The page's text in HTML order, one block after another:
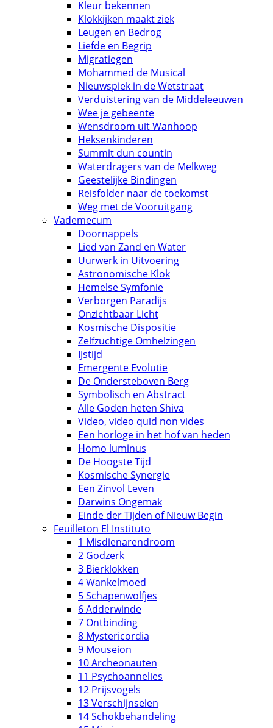
Kleur bekennen
Klokkijken maakt ziek
Leugen en Bedrog
Liefde en Begrip
Migratiegen
Mohammed de Musical
Nieuwspiek in de Wetstraat
Verduistering van de Middeleeuwen
Wee je gebeente
Wensdroom uit Wanhoop
Heksenkinderen
Summit dun countin
Waterdragers van de Melkweg
Geestelijke Bindingen
Reisfolder naar de toekomst
Weg met de Vooruitgang
Vademecum
Doornappels
Lied van Zand en Water
Uurwerk in Uitvoering
Astronomische Klok
Hemelse Symfonie
Verborgen Paradijs
Onzichtbaar Licht
Kosmische Dispositie
Zelfzuchtige Omhelzingen
IJstijd
Emergente Evolutie
De Ondersteboven Berg
Symbolisch en Abstract
Alle Goden heten Shiva
Video, video quid non vides
Een horloge in het hof van heden
Homo luminus
De Hoogste Tijd
Kosmische Synergie
Een Zinvol Leven
Darwins Ongemak
Einde der Tijden of Nieuw Begin
Feuilleton El Instituto
1 Misdienarendroom
2 Godzerk
3 Bierklokken
4 Wankelmoed
5 Schapenwolfjes
6 Adderwinde
7 Ontbinding
8 Mystericordia
9 Mouseion
10 Archeonauten
11 Psychoannelies
12 Prijsvogels
13 Verschijnselen
14 Schokbehandeling